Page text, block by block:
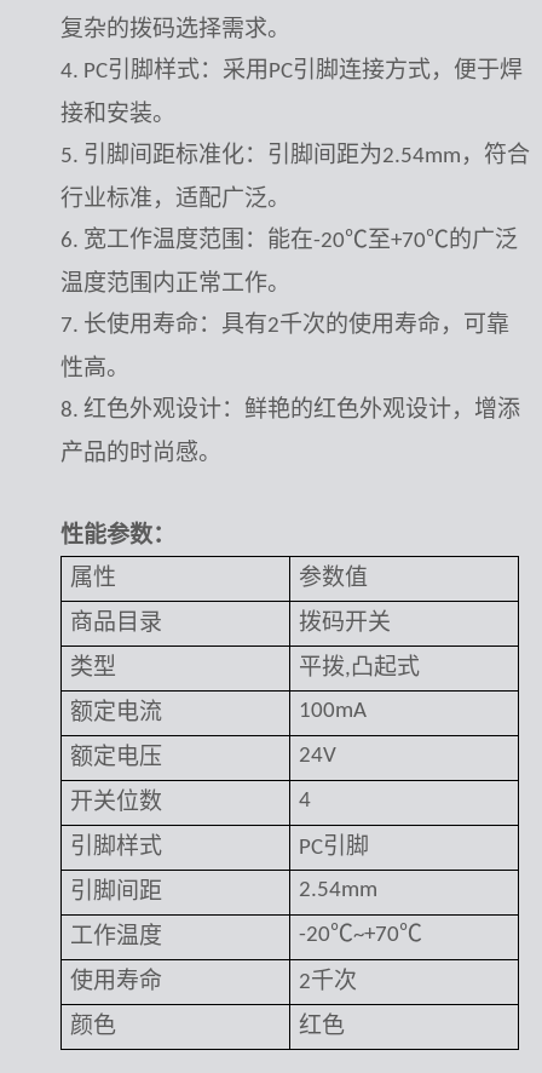
复杂的拨码选择需求。
4. PC引脚样式：采用 PC引脚连接方式，便于焊
接和安装。
5. 引脚间距标准化：引脚间距为2.54mm ，符合
行业标准，适配广泛。
6. 宽工作温度范围：能在-20℃至+70℃的广泛
温度范围内正常工作。
7. 长使用寿命：具有2千次的使用寿命，可靠
性高。
8. 红色外观设计：鲜艳的红色外观设计，增添
产品的时尚感。
性能参数：
属性
参数值
商品目录
拨码开关
类型
平拨,凸起式
额定电流
100mA
额定电压 24V
开关位数 4
引脚样式 PC引脚
引脚间距
2.54mm
工作温度 -20℃~+70℃
使用寿命 2千次
颜色
红色